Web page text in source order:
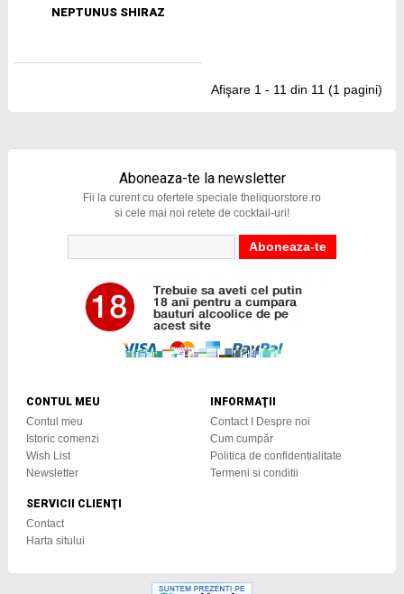
NEPTUNUS SHIRAZ
Afişare 1 - 11 din 11 (1 pagini)
Aboneaza-te la newsletter
Fii la curent cu ofertele speciale theliquorstore.ro
si cele mai noi retete de cocktail-uri!
CONTUL MEU
Contul meu
Istoric comenzi
Wish List
Newsletter
SERVICII CLIENŢI
Contact
Harta sitului
INFORMAŢII
Contact I Despre noi
Cum cumpăr
Politica de confidențialitate
Termeni si conditii